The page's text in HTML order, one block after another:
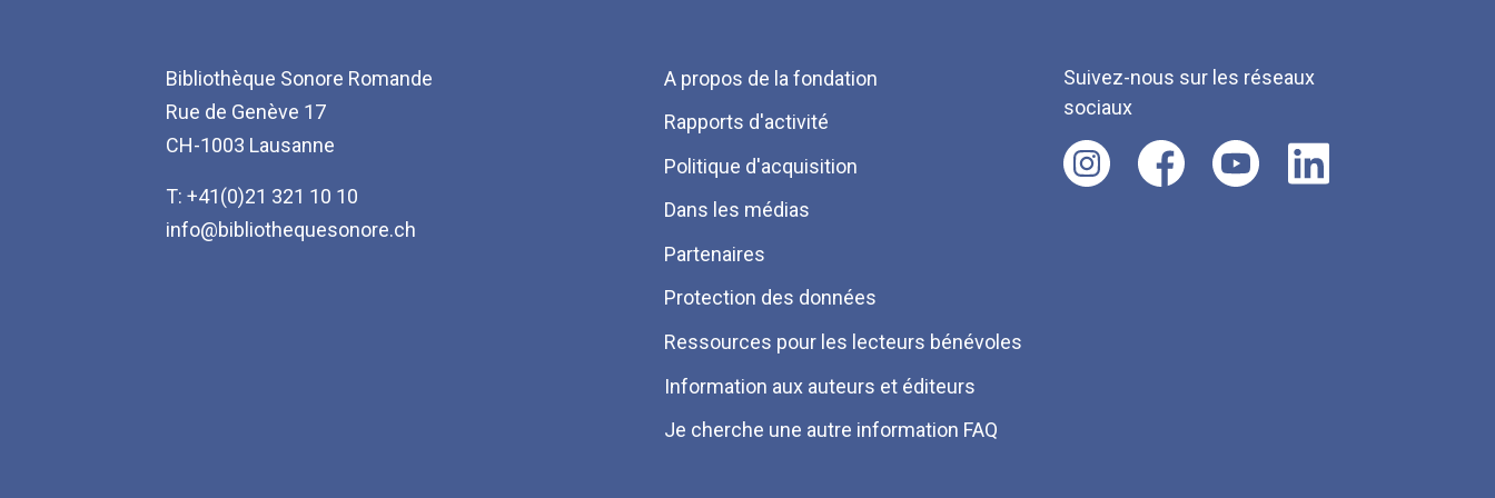
Bibliothèque Sonore Romande
Rue de Genève 17
CH-1003 Lausanne
T: +41(0)21 321 10 10
info@bibliothequesonore.ch
Menu
Pied
de
page
A propos de la fondation
Rapports d'activité
Politique d'acquisition
Dans les médias
Partenaires
Protection des données
Ressources pour les lecteurs bénévoles
Information aux auteurs et éditeurs
Je cherche une autre information FAQ
Suivez-nous sur les réseaux
sociaux